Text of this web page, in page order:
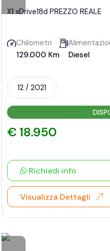
X1 xDrive18d PREZZO REALE
Chilometri
129.000 Km
Diesel
12 / 2021
€ 18.950
Richiedi info
Visualizza Dettagli